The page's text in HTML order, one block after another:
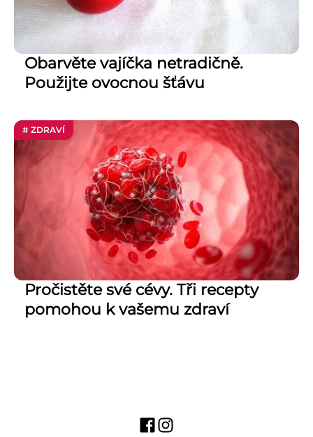
Obarvěte vajíčka netradičně.
Použijte ovocnou šťávu
# ZDRAVÍ
Pročistěte své cévy. Tři recepty
pomohou k vašemu zdraví